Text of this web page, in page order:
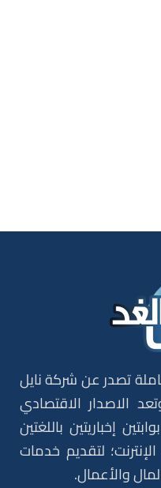
تصدر عن شركة نايل
الاصدار الاقتصادي
إخباريتين باللغتين
لتقديم خدمات
والأعمال.